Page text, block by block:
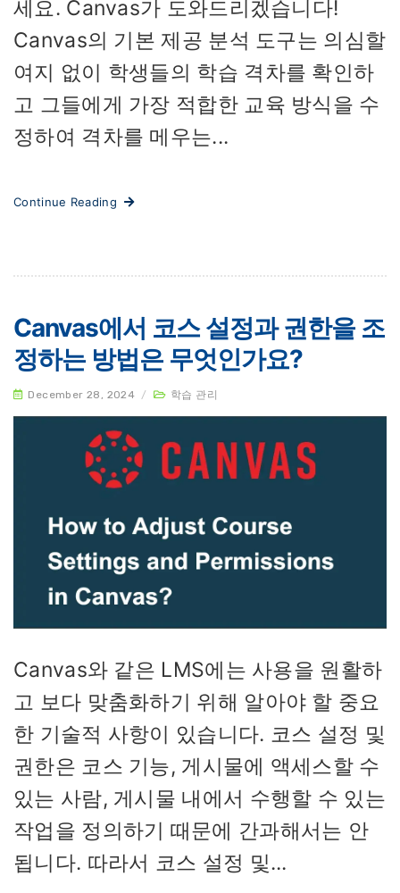
세요. Canvas가 도와드리겠습니다!
Canvas의 기본 제공 분석 도구는 의심할
여지 없이 학생들의 학습 격차를 확인하
고 그들에게 가장 적합한 교육 방식을 수
정하여 격차를 메우는...
Continue Reading
Canvas에서 코스 설정과 권한을 조
정하는 방법은 무엇인가요?
December 28, 2024 / 학습 관리
Canvas와 같은 LMS에는 사용을 원활하
고 보다 맞춤화하기 위해 알아야 할 중요
한 기술적 사항이 있습니다. 코스 설정 및
권한은 코스 기능, 게시물에 액세스할 수
있는 사람, 게시물 내에서 수행할 수 있는
작업을 정의하기 때문에 간과해서는 안
됩니다. 따라서 코스 설정 및...